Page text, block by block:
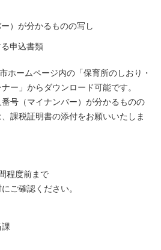
）が分かるものの写し
申込書類
ホームページ内の「保育所のしおり・
ー」からダウンロード可能です。
号（マイナンバー）が分かるものの
課税証明書の添付をお願いいたしま
程度前まで
ご確認ください。